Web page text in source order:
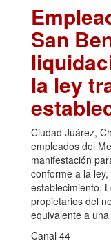
San
la ley
Ciudad Juárez,
empleados del
manifestación
conforme a la
establecimiento.
propietarios del
equivalente a
Canal 44